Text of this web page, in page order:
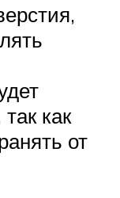
как
от